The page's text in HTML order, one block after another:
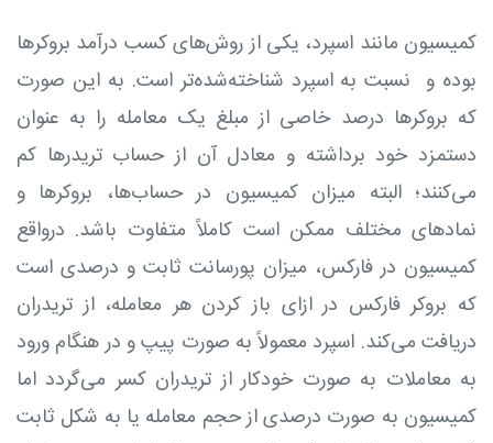
کمیسیون مانند اسپرد، یکی از روش‌های کسب درآمد بروکرها
بوده و نسبت به اسپرد شناخته‌شده‌تر است. به این صورت
که بروکرها درصد خاصی از مبلغ یک معامله را به عنوان
دستمزد خود برداشته و معادل آن از حساب تریدرها کم
می‌کنند؛ البته میزان کمیسیون در حساب‌ها، بروکرها و
نمادهای مختلف ممکن است کاملاً متفاوت باشد. درواقع
کمیسیون در فارکس، میزان پورسانت ثابت و درصدی است
که بروکر فارکس در ازای باز کردن هر معامله، از تریدران
دریافت می‌کند. اسپرد معمولاً به صورت پیپ و در هنگام ورود
به معاملات به صورت خودکار از تریدران کسر می‌گردد اما
کمیسیون به صورت درصدی از حجم معامله یا به شکل ثابت